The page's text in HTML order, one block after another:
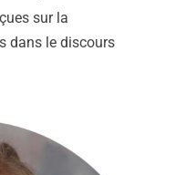
sur la
dans le discours